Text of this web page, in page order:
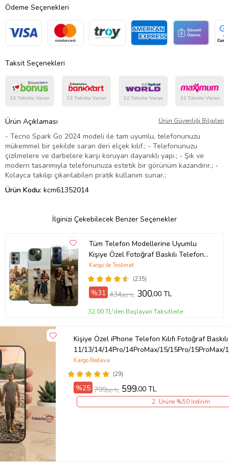
Ödeme Seçenekleri
Taksit Seçenekleri
Ürün Açıklaması Ürün Güvenliği Bilgileri
- Tecno Spark Go 2024 modeli ile tam uyumlu, telefonunuzu
mükemmel bir şekilde saran deri elçek kılıf.; - Telefonunuzu
çizilmelere ve darbelere karşı koruyan dayanıklı yapı.; - Şık ve
modern tasarımıyla telefonunuza estetik bir görünüm kazandırır.; -
Kolayca takılıp çıkarılabilen pratik kullanım sunar.;
Ürün Kodu: kcm61352014
İlginizi Çekebilecek Benzer Seçenekler
Tüm Telefon Modellerine Uyumlu
Kişiye Özel Fotoğraf Baskılı Telefon
Kılıfı
(235)
Kargo ile Teslimat
%31 434,80 TL 300,00 TL
32,00 TL'den Başlayan Taksitlerle
Kişiye Özel iPhone Telefon Kılıfı Fotoğraf Baskılı
11/13/14/14Pro/14ProMax/15/15Pro/
(29)
Kargo Bedava
%25 799,00 TL 599,00 TL
2. Ürüne %50 İndirim